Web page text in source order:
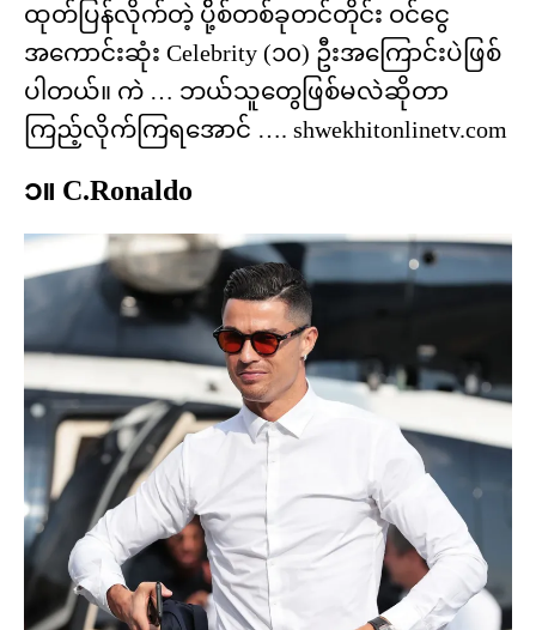
ထုတ်ပြန်လိုက်တဲ့ ပို့်စ်တစ်ခုတင်တိုင်း ဝင်ငွေ
အကောင်းဆုံး Celebrity (၁၀) ဦးအကြောင်းပဲဖြစ်
ပါတယ်။ ကဲ … ဘယ်သူတွေဖြစ်မလဲဆိုတာ
ကြည့်လိုက်ကြရအောင် …. shwekhitonlinetv.com
၁။ C.Ronaldo